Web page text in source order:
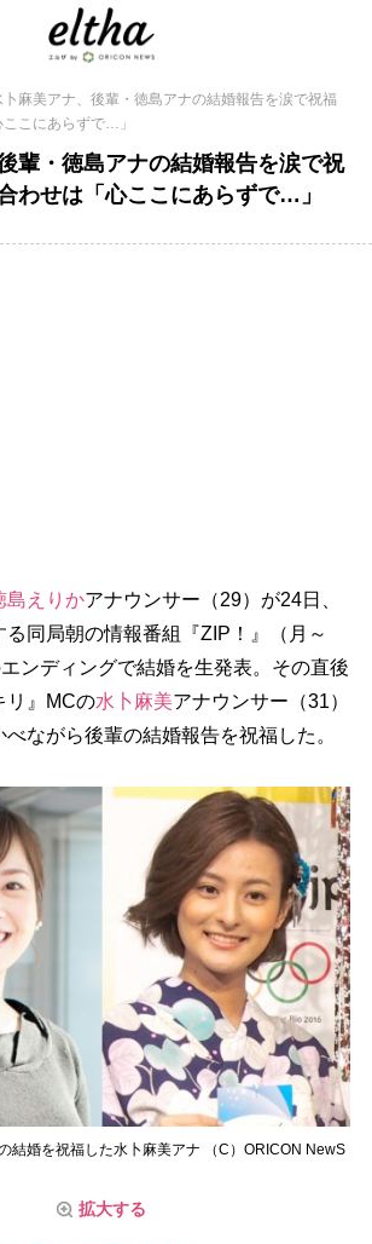
卜麻美アナ、後輩・徳島アナの結婚報告を涙で祝福
こにあらずで…」
輩・徳島アナの結婚報告を涙で祝
せは「心ここにあらずで…」
島えりかアナウンサー（29）が24日、
る同局朝の情報番組『ZIP！』（月～
ンディングで結婚を生発表。その直後
リ』MCの水卜麻美アナウンサー（31）
ながら後輩の結婚報告を祝福した。
結婚を祝福した水卜麻美アナ （C）ORICON NewS
拡大する